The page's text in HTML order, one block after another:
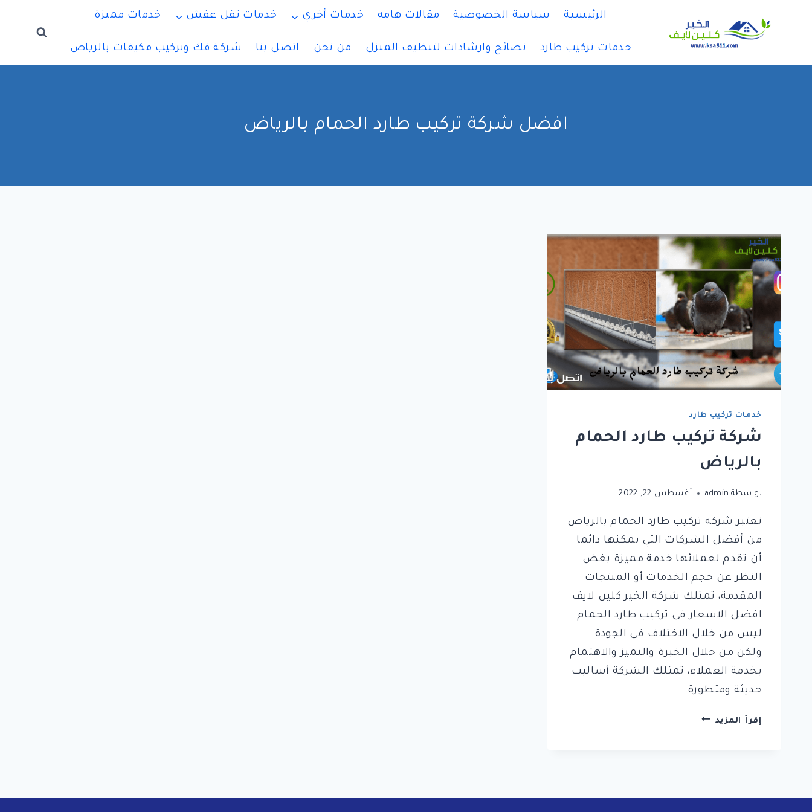
الرئيسية سياسة الخصوصية مقالات هامه خدمات أخري خدمات نقل عفش خدمات مميزة
خدمات تركيب طارد نصائح وارشادات لتنظيف المنزل من نحن اتصل بنا شركة فك وتركيب مكيفات بالرياض
افضل شركة تركيب طارد الحمام بالرياض
خدمات تركيب طارد
شركة تركيب طارد الحمام
بالرياض
بواسطة admin أغسطس 22, 2022
تعتبر شركة تركيب طارد الحمام بالرياض
من أفضل الشركات التي يمكنها دائما
أن تقدم لعملائها خدمة مميزة بغض
النظر عن حجم الخدمات أو المنتجات
المقدمة، تمتلك شركة الخير كلين لايف
افضل الاسعار فى تركيب طارد الحمام
ليس من خلال الاختلاف فى الجودة
ولكن من خلال الخبرة والتميز والاهتمام
بخدمة العملاء، تمتلك الشركة أساليب
حديثة ومتطورة…
إقرأ المزيد شركة